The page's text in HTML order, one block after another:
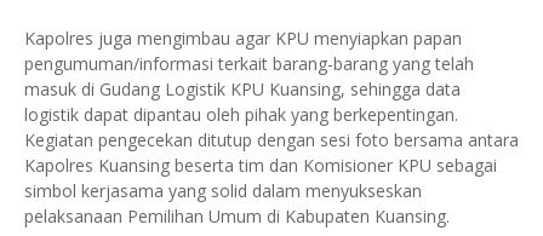
Kapolres juga mengimbau agar KPU menyiapkan papan
pengumuman/informasi terkait barang-barang yang telah
masuk di Gudang Logistik KPU Kuansing, sehingga data
logistik dapat dipantau oleh pihak yang berkepentingan.
Kegiatan pengecekan ditutup dengan sesi foto bersama antara
Kapolres Kuansing beserta tim dan Komisioner KPU sebagai
simbol kerjasama yang solid dalam menyukseskan
pelaksanaan Pemilihan Umum di Kabupaten Kuansing.